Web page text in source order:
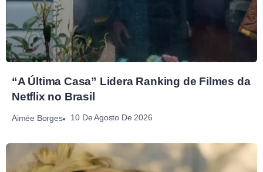
“A Última Casa” Lidera Ranking de Filmes da
Netflix no Brasil
Aimée Borges 10 De Agosto De 2026